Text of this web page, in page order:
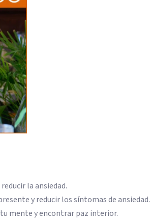
la ansiedad.
y reducir los síntomas de ansiedad.
mente y encontrar paz interior.